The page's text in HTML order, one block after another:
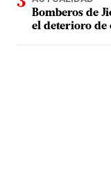
Bomberos de
el deterioro de